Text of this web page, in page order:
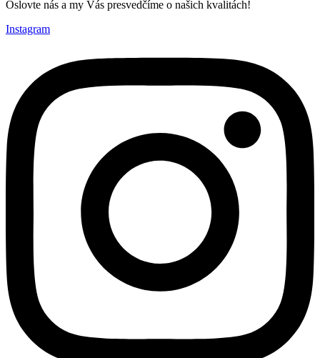
Oslovte nás a my Vás presvedčíme o našich kvalitách!
Instagram